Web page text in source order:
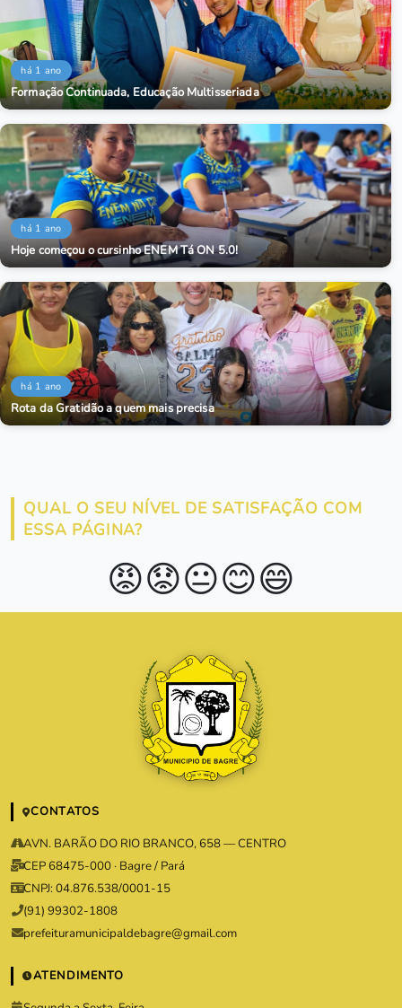
há 1 ano
Formação Continuada, Educação Multisseriada
há 1 ano
Hoje começou o cursinho ENEM Tá ON 5.0!
há 1 ano
Rota da Gratidão a quem mais precisa
QUAL O SEU NÍVEL DE SATISFAÇÃO COM
ESSA PÁGINA?
😡😟😐😊😄
CONTATOS
AVN. BARÃO DO RIO BRANCO, 658 — CENTRO
CEP 68475-000 · Bagre / Pará
CNPJ: 04.876.538/0001-15
(91) 99302-1808
prefeituramunicipaldebagre@gmail.com
ATENDIMENTO